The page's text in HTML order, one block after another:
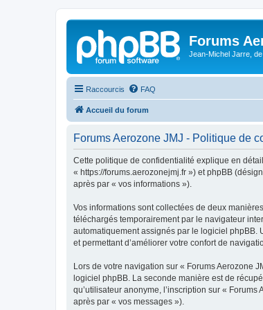
Forums
Jean-Michel Jarre, de
Raccourcis FAQ
Accueil du forum
Forums Aerozone JMJ - Politique de
Cette politique de confidentialité explique en
« https://forums.aerozonejmj.fr ») et phpBB
après par « vos informations »).
Vos informations sont collectées de deux
téléchargés temporairement par le navigateur
automatiquement assignés par le logiciel phpBB.
et permettant d’améliorer votre confort de
Lors de votre navigation sur « Forums Aerozone
logiciel phpBB. La seconde manière est de
qu’utilisateur anonyme, l’inscription sur «
après par « vos messages »).